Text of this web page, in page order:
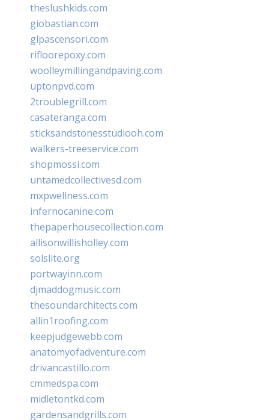
theslushkids.com
giobastian.com
glpascensori.com
rifloorepoxy.com
woolleymillingandpaving.com
uptonpvd.com
2troublegrill.com
casateranga.com
sticksandstonesstudiooh.com
walkers-treeservice.com
shopmossi.com
untamedcollectivesd.com
mxpwellness.com
infernocanine.com
thepaperhousecollection.com
allisonwillisholley.com
solslite.org
portwayinn.com
djmaddogmusic.com
thesoundarchitects.com
allin1roofing.com
keepjudgewebb.com
anatomyofadventure.com
drivancastillo.com
cmmedspa.com
midletontkd.com
gardensandgrills.com